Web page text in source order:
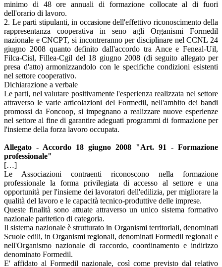
minimo di 48 ore annuali di formazione collocate al di fuori
dell'orario di lavoro.
2. Le parti stipulanti, in occasione dell'effettivo riconoscimento della
rappresentanza cooperativa in seno agli Organismi Formedil
nazionale e CNCPT, si incontreranno per disciplinare nel CCNL 24
giugno 2008 quanto definito dall'accordo tra Ance e Feneal-Uil,
Filca-Cisl, Fillea-Cgil del 18 giugno 2008 (di seguito allegato per
presa d'atto) armonizzandolo con le specifiche condizioni esistenti
nel settore cooperativo.
Dichiarazione a verbale
Le parti, nel valutare positivamente l'esperienza realizzata nel settore
attraverso le varie articolazioni del Formedil, nell'ambito dei bandi
promossi da Foncoop, si impegnano a realizzare nuove esperienze
nel settore al fine di garantire adeguati programmi di formazione per
l'insieme della forza lavoro occupata.
Allegato - Accordo 18 giugno 2008 "Art. 91 - Formazione
professionale"
[…]
Le Associazioni contraenti riconoscono nella formazione
professionale la forma privilegiata di accesso al settore e una
opportunità per l'insieme dei lavoratori dell'edilizia, per migliorare la
qualità del lavoro e le capacità tecnico-produttive delle imprese.
Queste finalità sono attuate attraverso un unico sistema formativo
nazionale paritetico di categoria.
Il sistema nazionale è strutturato in Organismi territoriali, denominati
Scuole edili, in Organismi regionali, denominati Formedil regionali e
nell'Organismo nazionale di raccordo, coordinamento e indirizzo
denominato Formedil.
E' affidato al Formedil nazionale, così come previsto dal relativo